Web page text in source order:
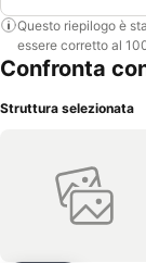
Questo riepilogo è
essere corretto al
Confronta
Struttura selezionata